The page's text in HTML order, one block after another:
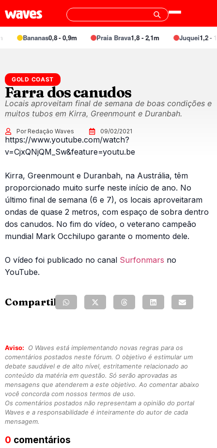
Bananas0,8 - 0,9m Praia Brava1,8 - 2,1m Juquei1,2 -
GOLD COAST
Farra dos canudos
Locais aproveitam final de semana de boas condições e
muitos tubos em Kirra, Greenmount e Duranbah.
Por Redação Waves 09/02/2021
https://www.youtube.com/watch?
v=CjxQNjQM_Sw&feature=youtu.be
Kirra, Greenmount e Duranbah, na Austrália, têm
proporcionado muito surfe neste início de ano. No
último final de semana (6 e 7), os locais aproveitaram
ondas de quase 2 metros, com espaço de sobra dentro
dos canudos. No fim do vídeo, o veterano campeão
mundial Mark Occhilupo garante o momento dele.
O vídeo foi publicado no canal Surfonmars no
YouTube.
Compartilhe:
Aviso:
O Waves está implementando novas regras para os
comentários postados neste fórum. O objetivo é estimular um
debate saudável e de alto nível, estritamente relacionado ao
conteúdo da matéria em questão. Só serão aprovadas as
mensagens que atenderem a este objetivo. Ao comentar abaixo
você concorda com nossos termos de uso.
Os comentários postados não representam a opinião do portal
Waves e a responsabilidade é inteiramente do autor de cada
mensagem.
0 comentários